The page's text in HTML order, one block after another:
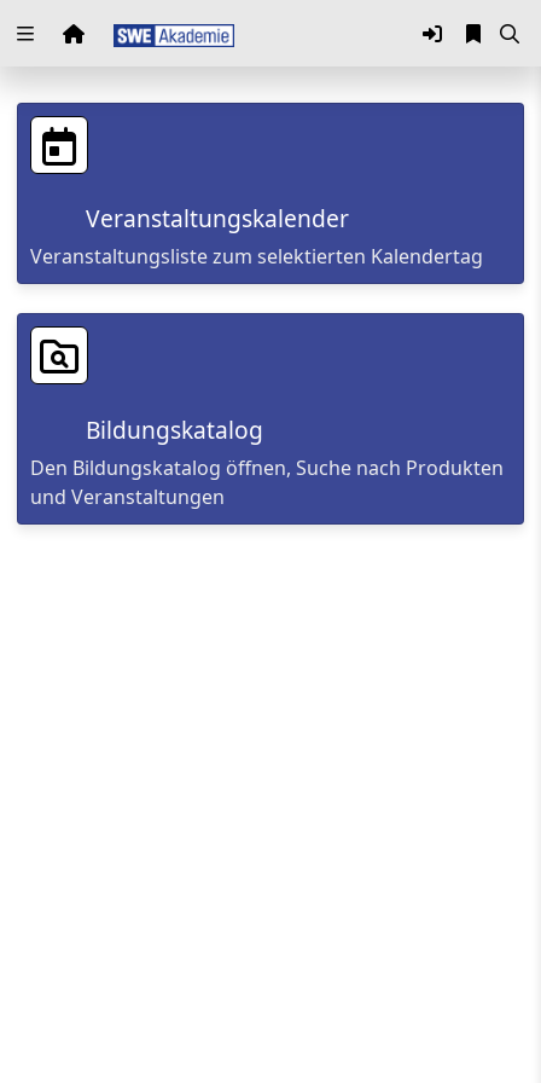
Zuklappen
Loading
Loading
Loading
Loading
Loading
Loading
Veranstaltungskalender
Veranstaltungsliste zum selektierten Kalendertag
Bildungskatalog
Den Bildungskatalog öffnen, Suche nach Produkten
und Veranstaltungen